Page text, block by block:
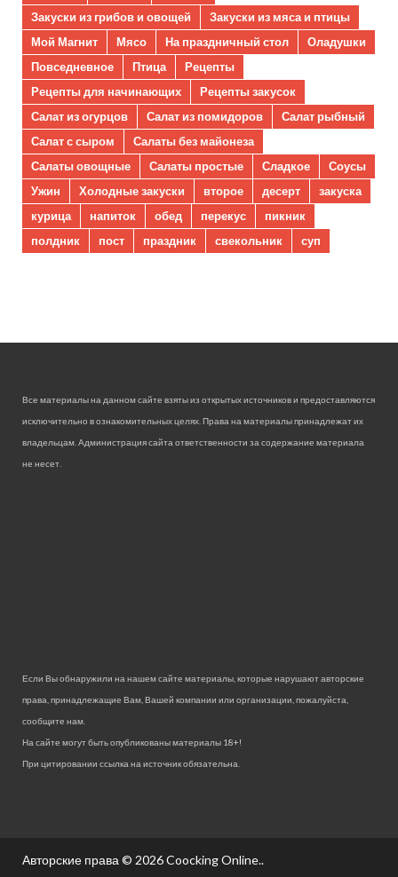
Закуски из грибов и овощей
Закуски из мяса и птицы
Мой Магнит
Мясо На праздничный стол
Оладушки
Повседневное
Птица
Рецепты
Рецепты для начинающих
Рецепты закусок
Салат из огурцов
Салат из помидоров
Салат рыбный
Салат с сыром
Салаты без майонеза
Салаты овощные
Салаты простые Сладкое
Соусы
Ужин
Холодные закуски второе десерт
закуска
курица
напиток обед перекус
пикник
полдник
пост праздник свекольник суп
Все материалы на данном сайте взяты из открытых источников и предоставляются
исключительно в ознакомительных целях. Права на материалы принадлежат их
владельцам. Администрация сайта ответственности за содержание материала
не несет.
Если Вы обнаружили на нашем сайте материалы, которые нарушают авторские
права, принадлежащие Вам, Вашей компании или организации, пожалуйста,
сообщите нам.
На сайте могут быть опубликованы материалы 18+!
При цитировании ссылка на источник обязательна.
Авторские права © 2026Coocking Online..